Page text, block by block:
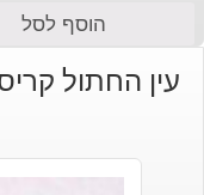
הוסף לסל